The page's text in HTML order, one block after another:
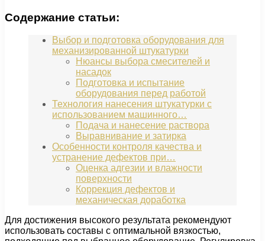
Содержание статьи:
Выбор и подготовка оборудования для
механизированной штукатурки
Нюансы выбора смесителей и
насадок
Подготовка и испытание
оборудования перед работой
Технология нанесения штукатурки с
использованием машинного…
Подача и нанесение раствора
Выравнивание и затирка
Особенности контроля качества и
устранение дефектов при…
Оценка адгезии и влажности
поверхности
Коррекция дефектов и
механическая доработка
Для достижения высокого результата рекомендуют
использовать составы с оптимальной вязкостью,